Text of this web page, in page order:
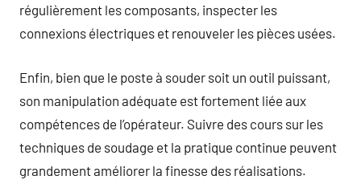
régulièrement les composants, inspecter les
connexions électriques et renouveler les pièces usées.
Enfin, bien que le poste à souder soit un outil puissant,
son manipulation adéquate est fortement liée aux
compétences de l’opérateur. Suivre des cours sur les
techniques de soudage et la pratique continue peuvent
grandement améliorer la finesse des réalisations.